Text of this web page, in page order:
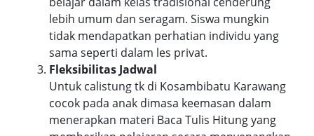
lebih umum dan seragam. Siswa mungkin
tidak mendapatkan perhatian individu yang
sama seperti dalam les privat.
Fleksibilitas Jadwal
Untuk calistung tk di Kosambibatu Karawang
cocok pada anak dimasa keemasan dalam
menerapkan materi Baca Tulis Hitung yang